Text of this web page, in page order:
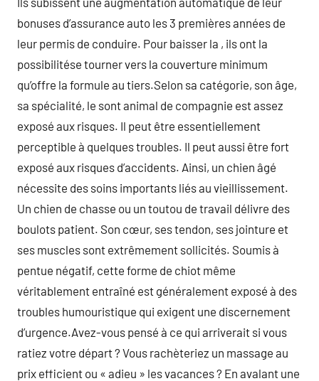
bonuses d’assurance auto les 3 premières années de
leur permis de conduire. Pour baisser la , ils ont la
possibilitése tourner vers la couverture minimum
qu’offre la formule au tiers.Selon sa catégorie, son âge,
sa spécialité, le sont animal de compagnie est assez
exposé aux risques. Il peut être essentiellement
perceptible à quelques troubles. Il peut aussi être fort
exposé aux risques d’accidents. Ainsi, un chien âgé
nécessite des soins importants liés au vieillissement.
Un chien de chasse ou un toutou de travail délivre des
boulots patient. Son cœur, ses tendon, ses jointure et
ses muscles sont extrêmement sollicités. Soumis à
pentue négatif, cette forme de chiot même
véritablement entraîné est généralement exposé à des
troubles humouristique qui exigent une discernement
d’urgence.Avez-vous pensé à ce qui arriverait si vous
ratiez votre départ ? Vous rachèteriez un massage au
prix efficient ou « adieu » les vacances ? En avalant une